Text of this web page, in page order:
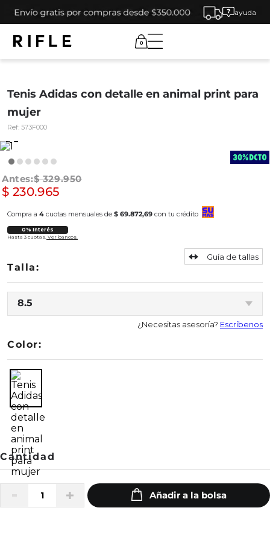
ayuda
0
Tenis Adidas con detalle en animal print para
mujer
Ref: 573F000
$ 329.950
$ 230.965
Compra a 4 cuotas mensuales de $ 69.872,69 con tu crédito
0% Interés
Hasta 3 cuotas. Ver bancos.
8.5
Guía de tallas
¿Necesitas asesoría? Escríbenos
Color: